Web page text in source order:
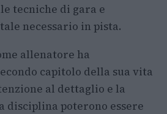
tecniche di gara e
necessario in pista.
allenatore ha
capitolo della sua vita
al dettaglio e la
disciplina poterono essere